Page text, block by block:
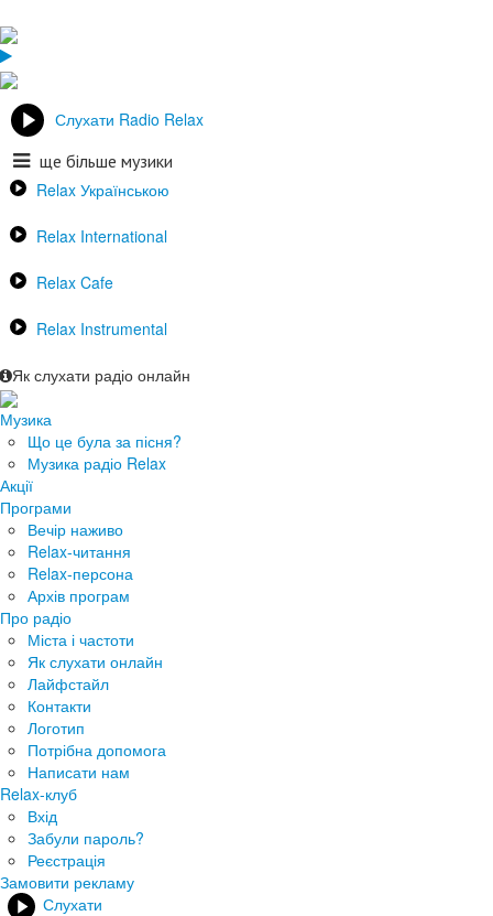
Слухати Radio Relax
ще більше музики
Relax Українською
Relax International
Relax Cafe
Relax Instrumental
Як слухати радіо онлайн
Музика
Що це була за пісня?
Музика радіо Relax
Акції
Програми
Вечір наживо
Relax-читання
Relax-персона
Архів програм
Про радіо
Міста і частоти
Як слухати онлайн
Лайфстайл
Контакти
Логотип
Потрібна допомога
Написати нам
Relax-клуб
Вхід
Забули пароль?
Реєстрація
Замовити рекламу
Слухати